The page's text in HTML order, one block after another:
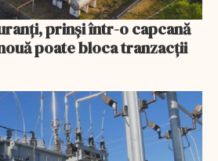
prinși într-o capcană
poate bloca tranzacții